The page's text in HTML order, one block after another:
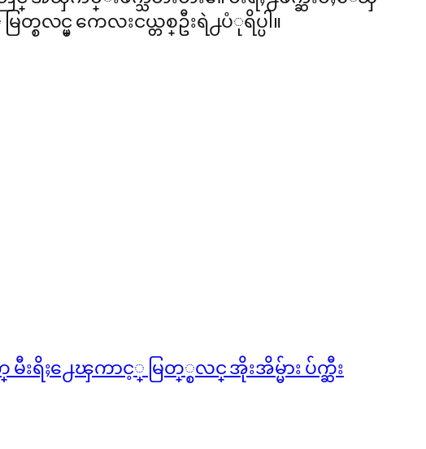
လင္မ္ ကေလးငယ္တစ္ဦးရဲ႕ပံုရိပ္ပါ။
႕ေၾကာင့္ မြတ္္စလင္ အိုးအိမ္မ်ား ပ်က္ဆီး